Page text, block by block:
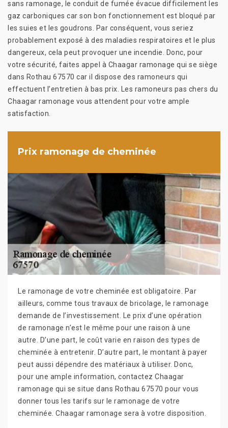
sans ramonage, le conduit de fumée évacue difficilement les
gaz carboniques car son bon fonctionnement est bloqué par
les suies et les goudrons. Par conséquent, vous seriez
probablement exposé à des maladies respiratoires et le plus
dangereux, cela peut provoquer une incendie. Donc, pour
votre sécurité, faites appel à Chaagar ramonage qui se siège
dans Rothau 67570 car il dispose des ramoneurs qui
effectuent l’entretien à bas prix. Les ramoneurs pas chers du
Chaagar ramonage vous attendent pour votre ample
satisfaction.
Prix ramonage de cheminée
Le ramonage de votre cheminée est obligatoire. Par
ailleurs, comme tous travaux de bricolage, le ramonage
demande de l’investissement. Le prix d’une opération
de ramonage n’est le même pour une raison à une
autre. D’une part, le coût varie en raison des types de
cheminée à entretenir. D’autre part, le montant à payer
peut aussi dépendre des matériaux à utiliser. Donc,
pour une ample information, contactez Chaagar
ramonage qui se situe dans Rothau 67570 pour vous
donner tous les tarifs sur le ramonage de votre
cheminée. Chaagar ramonage sera à votre disposition.